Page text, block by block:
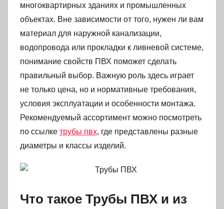
многоквартирных зданиях и промышленных
объектах. Вне зависимости от того, нужен ли вам
материал для наружной канализации,
водопровода или прокладки к ливневой системе,
понимание свойств ПВХ поможет сделать
правильный выбор. Важную роль здесь играет
не только цена, но и нормативные требования,
условия эксплуатации и особенности монтажа.
Рекомендуемый ассортимент можно посмотреть
по ссылке трубы пвх, где представлены разные
диаметры и классы изделий.
Что такое Трубы ПВХ и из